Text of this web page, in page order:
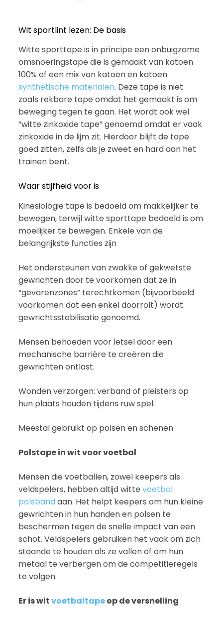
Wit sportlint lezen: De basis
Witte sporttape is in principe een onbuigzame
omsnoeringstape die is gemaakt van katoen
100% of een mix van katoen en katoen.
synthetische materialen. Deze tape is niet
zoals rekbare tape omdat het gemaakt is om
beweging tegen te gaan. Het wordt ook wel
“witte zinkoxide tape” genoemd omdat er vaak
zinkoxide in de lijm zit. Hierdoor blijft de tape
goed zitten, zelfs als je zweet en hard aan het
trainen bent.
Waar stijfheid voor is
Kinesiologie tape is bedoeld om makkelijker te
bewegen, terwijl witte sporttape bedoeld is om
moeilijker te bewegen. Enkele van de
belangrijkste functies zijn
Het ondersteunen van zwakke of gekwetste
gewrichten door te voorkomen dat ze in
“gevarenzones” terechtkomen (bijvoorbeeld
voorkomen dat een enkel doorrolt) wordt
gewrichtsstabilisatie genoemd.
Mensen behoeden voor letsel door een
mechanische barrière te creëren die
gewrichten ontlast.
Wonden verzorgen: verband of pleisters op
hun plaats houden tijdens ruw spel.
Meestal gebruikt op polsen en schenen
Polstape in wit voor voetbal
Mensen die voetballen, zowel keepers als
veldspelers, hebben altijd witte voetbal
polsband aan. Het helpt keepers om hun kleine
gewrichten in hun handen en polsen te
beschermen tegen de snelle impact van een
schot. Veldspelers gebruiken het vaak om zich
staande te houden als ze vallen of om hun
metaal te verbergen om de competitieregels
te volgen.
Er is witvoetbaltapeop de versnelling